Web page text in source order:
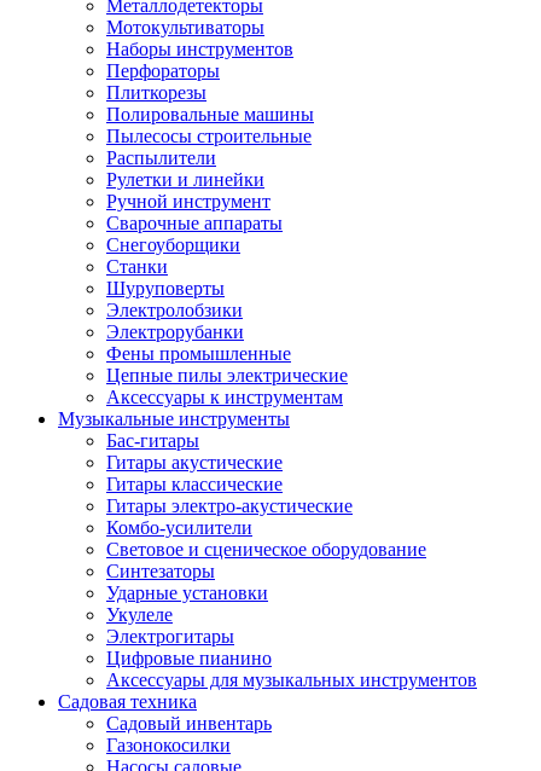
Металлодетекторы
Мотокультиваторы
Наборы инструментов
Перфораторы
Плиткорезы
Полировальные машины
Пылесосы строительные
Распылители
Рулетки и линейки
Ручной инструмент
Сварочные аппараты
Снегоуборщики
Станки
Шуруповерты
Электролобзики
Электрорубанки
Фены промышленные
Цепные пилы электрические
Аксессуары к инструментам
Музыкальные инструменты
Бас-гитары
Гитары акустические
Гитары классические
Гитары электро-акустические
Комбо-усилители
Световое и сценическое оборудование
Синтезаторы
Ударные установки
Укулеле
Электрогитары
Цифровые пианино
Аксессуары для музыкальных инструментов
Садовая техника
Садовый инвентарь
Газонокосилки
Насосы садовые